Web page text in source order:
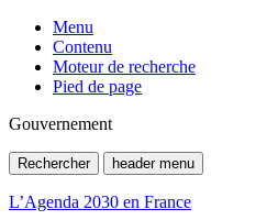
Menu
Contenu
Moteur de recherche
Pied de page
Gouvernement
Rechercher header menu
L’Agenda 2030 en France